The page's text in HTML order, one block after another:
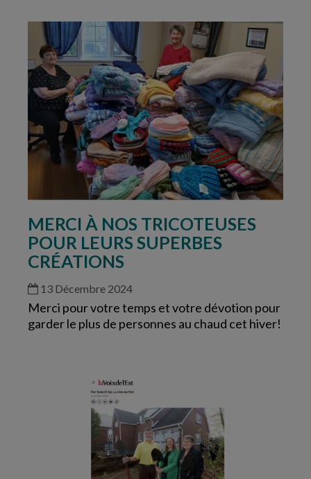
MERCI À NOS TRICOTEUSES
POUR LEURS SUPERBES
CRÉATIONS
13 Décembre 2024
Merci pour votre temps et votre dévotion pour
garder le plus de personnes au chaud cet hiver!